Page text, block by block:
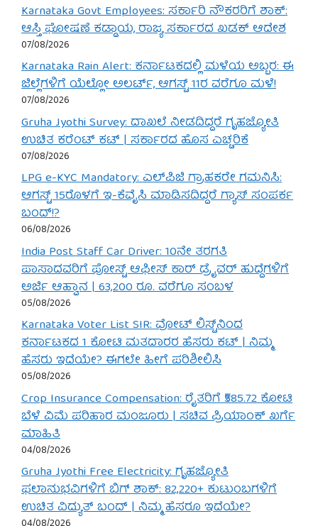
Karnataka Govt Employees: ಸರ್ಕಾರಿ ನೌಕರರಿಗೆ ಶಾಕ್:
ಆಸ್ತಿ ಘೋಷಣೆ ಕಡ್ಡಾಯ, ರಾಜ್ಯ ಸರ್ಕಾರದ ಖಡಕ್ ಆದೇಶ
07/08/2026
Karnataka Rain Alert: ಕರ್ನಾಟಕದಲ್ಲಿ ಮಳೆಯ ಅಬ್ಬರ: ಈ
ಜಿಲ್ಲೆಗಳಿಗೆ ಯೆಲ್ಲೋ ಅಲರ್ಟ್, ಆಗಸ್ಟ್ 11ರ ವರೆಗೂ ಮಳೆ!
07/08/2026
Gruha Jyothi Survey: ದಾಖಲೆ ನೀಡದಿದ್ದರೆ ಗೃಹಜ್ಯೋತಿ
ಉಚಿತ ಕರೆಂಟ್ ಕಟ್ | ಸರ್ಕಾರದ ಹೊಸ ಎಚ್ಚರಿಕೆ
07/08/2026
LPG e-KYC Mandatory: ಎಲ್‌ಪಿಜಿ ಗ್ರಾಹಕರೇ ಗಮನಿಸಿ:
ಆಗಸ್ಟ್ 15ರೊಳಗೆ ಇ-ಕೆವೈಸಿ ಮಾಡಿಸದಿದ್ದರೆ ಗ್ಯಾಸ್ ಸಂಪರ್ಕ
ಬಂದ್!?
06/08/2026
India Post Staff Car Driver: 10ನೇ ತರಗತಿ
ಪಾಸಾದವರಿಗೆ ಪೋಸ್ಟ್ ಆಫೀಸ್ ಕಾರ್ ಡ್ರೈವರ್ ಹುದ್ದೆಗಳಿಗೆ
ಅರ್ಜಿ ಆಹ್ವಾನ | 63,200 ರೂ. ವರೆಗೂ ಸಂಬಳ
05/08/2026
Karnataka Voter List SIR: ವೋಟ್ ಲಿಸ್ಟ್‌ನಿಂದ
ಕರ್ನಾಟಕದ 1 ಕೋಟಿ ಮತದಾರರ ಹೆಸರು ಕಟ್ | ನಿಮ್ಮ
ಹೆಸರು ಇದೆಯೇ? ಈಗಲೇ ಹೀಗೆ ಪರಿಶೀಲಿಸಿ
05/08/2026
Crop Insurance Compensation: ರೈತರಿಗೆ ₹585.72 ಕೋಟಿ
ಬೆಳೆ ವಿಮೆ ಪರಿಹಾರ ಮಂಜೂರು | ಸಚಿವ ಪ್ರಿಯಾಂಕ್ ಖರ್ಗೆ
ಮಾಹಿತಿ
04/08/2026
Gruha Jyothi Free Electricity: ಗೃಹಜ್ಯೋತಿ
ಫಲಾನುಭವಿಗಳಿಗೆ ಬಿಗ್ ಶಾಕ್: 82,220+ ಕುಟುಂಬಗಳಿಗೆ
ಉಚಿತ ವಿದ್ಯುತ್ ಬಂದ್ | ನಿಮ್ಮ ಹೆಸರೂ ಇದೆಯೇ?